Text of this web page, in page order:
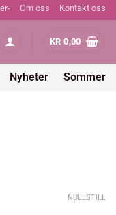
Om oss Kontakt oss
KR 0,00
Nyheter Sommer
NULLSTILL